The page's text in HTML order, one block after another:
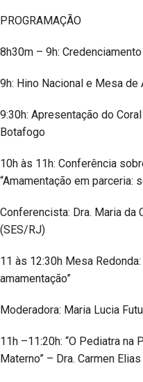
PROGRAMAÇÃO
8h30m – 9h: Credenciamento
9h: Hino Nacional e Mesa de
9:30h: Apresentação do
Botafogo
10h às 11h: Conferência
“Amamentação em parceria:
Conferencista: Dra. Maria da
(SES/RJ)
11 às 12:30h Mesa
amamentação”
Moderadora: Maria Lucia
11h –11:20h: “O Pediatra
Materno” – Dra. Carmen